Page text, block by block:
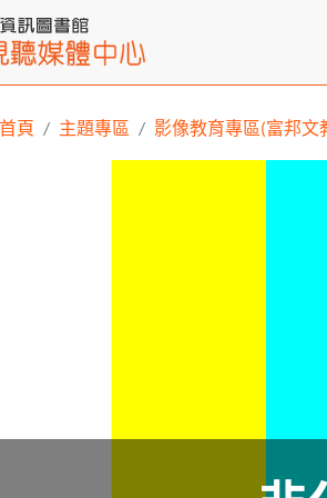
首頁 主題專區 影像教育專區(富邦文